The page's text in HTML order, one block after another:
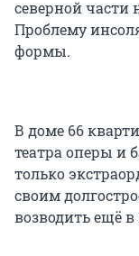
северной части
Проблему
формы.
В доме 66
театра оперы и
только
своим
возводить ещё в